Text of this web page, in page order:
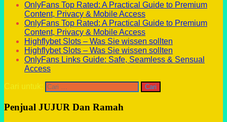
OnlyFans Top Rated: A Practical Guide to Premium
Content, Privacy & Mobile Access
OnlyFans Top Rated: A Practical Guide to Premium
Content, Privacy & Mobile Access
Highflybet Slots – Was Sie wissen sollten
Highflybet Slots – Was Sie wissen sollten
OnlyFans Links Guide: Safe, Seamless & Sensual
Access
Cari untuk:
Penjual JUJUR Dan Ramah